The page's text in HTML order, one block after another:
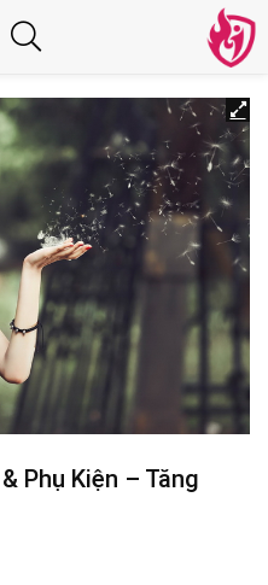
Phụ Kiện – Tăng